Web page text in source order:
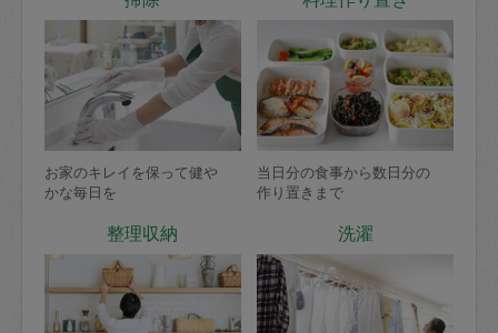
お家のキレイを保って健や
かな毎日を
当日分の食事から数日分の
作り置きまで
整理収納 洗濯